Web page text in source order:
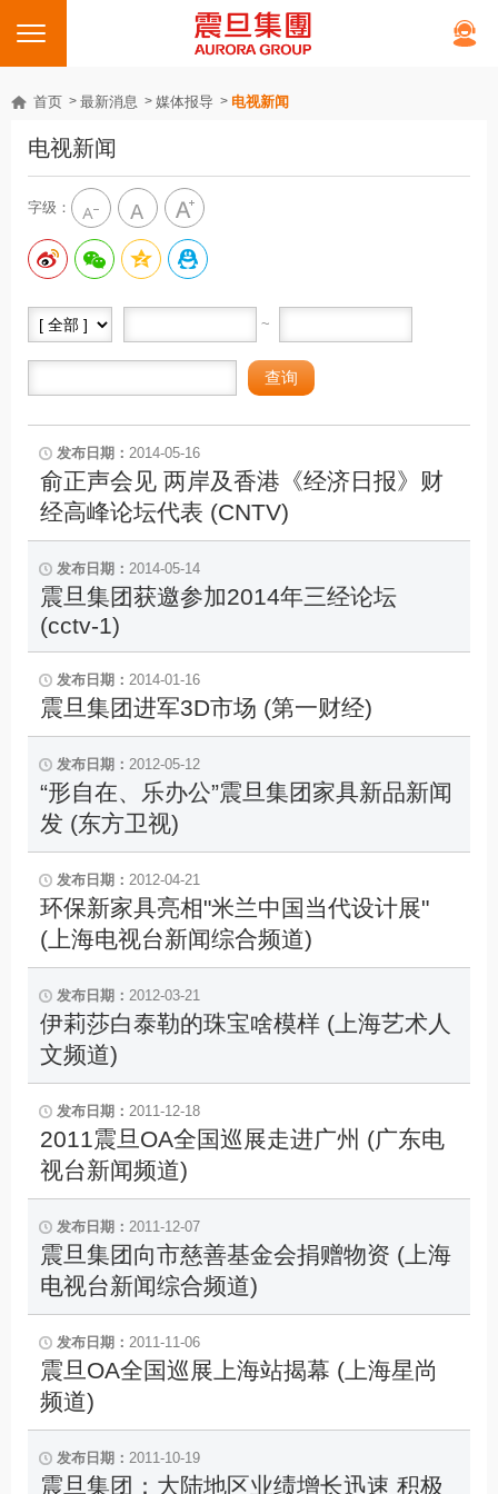
首页 最新消息 媒体报导 电视新闻
电视新闻
字级：
~
2014-05-16
俞正声会见 两岸及香港《经济日报》财
经高峰论坛代表 (CNTV)
2014-05-14
震旦集团获邀参加2014年三经论坛
(cctv-1)
2014-01-16
震旦集团进军3D市场 (第一财经)
2012-05-12
“形自在、乐办公”震旦集团家具新品新闻
发 (东方卫视)
2012-04-21
环保新家具亮相"米兰中国当代设计展"
(上海电视台新闻综合频道)
2012-03-21
伊莉莎白泰勒的珠宝啥模样 (上海艺术人
文频道)
2011-12-18
2011震旦OA全国巡展走进广州 (广东电
视台新闻频道)
2011-12-07
震旦集团向市慈善基金会捐赠物资 (上海
电视台新闻综合频道)
2011-11-06
震旦OA全国巡展上海站揭幕 (上海星尚
频道)
2011-10-19
震旦集团：大陆地区业绩增长迅速 积极